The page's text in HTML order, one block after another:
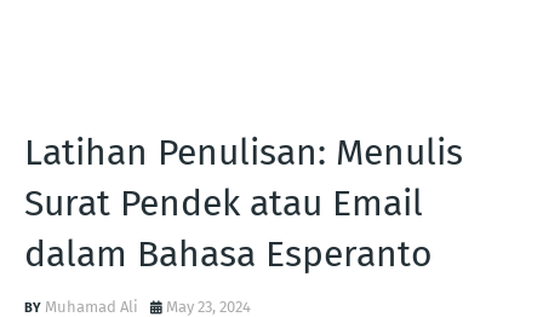
Latihan Penulisan: Menulis
Surat Pendek atau Email
dalam Bahasa Esperanto
Muhamad Ali May 23, 2024